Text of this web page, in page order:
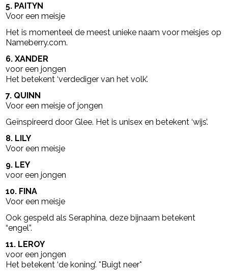
5. PAITYN
Voor een meisje
Het is momenteel de meest unieke naam voor meisjes op
Nameberry.com.
6. XANDER
voor een jongen
Het betekent ‘verdediger van het volk’.
7. QUINN
Voor een meisje of jongen
Geïnspireerd door Glee. Het is unisex en betekent ‘wijs’.
8. LILY
Voor een meisje
9. LEY
voor een jongen
10. FINA
Voor een meisje
Ook gespeld als Seraphina, deze bijnaam betekent
“engel”.
11. LEROY
voor een jongen
Het betekent ‘de koning’. *Buigt neer*